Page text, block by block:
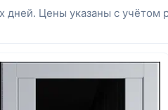
дней. Цены указаны с учётом